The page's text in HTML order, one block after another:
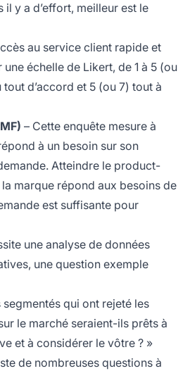
y a d’effort, meilleur est le
au service client rapide et
échelle de Likert, de 1 à 5 (ou
d’accord et 5 (ou 7) tout à
– Cette enquête mesure à
à un besoin sur son
Atteindre le product-
marque répond aux besoins de
est suffisante pour
une analyse de données
une question exemple
qui ont rejeté les
le marché seraient-ils prêts à
et à considérer le vôtre ? »
de nombreuses questions à